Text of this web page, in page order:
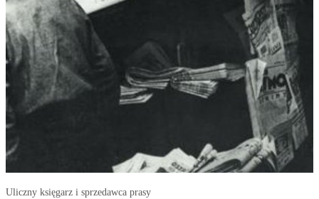
Uliczny księgarz i sprzedawca prasy